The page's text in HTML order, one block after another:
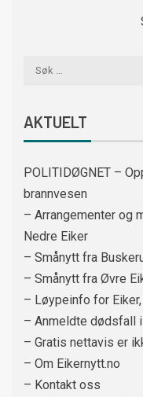
AKTUELT
POLITIDØGNET –
brannvesen
– Arrangementer og
Nedre Eiker
– Smånytt fra
– Smånytt fra Øvre
– Løypeinfo for
– Anmeldte dødsfall
– Gratis nettavis er
– Om Eikernytt.no
– Kontakt oss